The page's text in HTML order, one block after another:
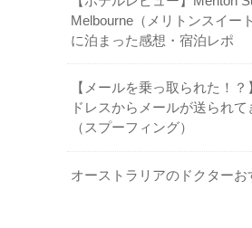
Melbourne（メリトンスイー
に泊まった感想・宿泊レポ
【メールを乗っ取られた！
ドレスからメールが送られ
（スプーフィング）
オーストラリアのドクター